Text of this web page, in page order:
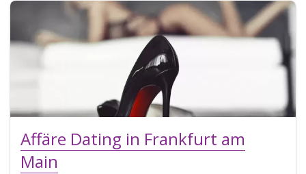
Affäre Dating in Frankfurt am
Main